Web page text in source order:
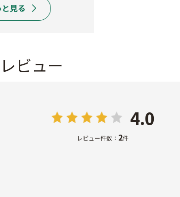
ビュー
4.0
レビュー件数： 2件